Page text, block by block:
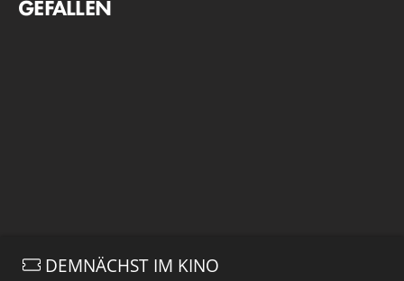
GEFALLEN
DEMNÄCHST IM KINO